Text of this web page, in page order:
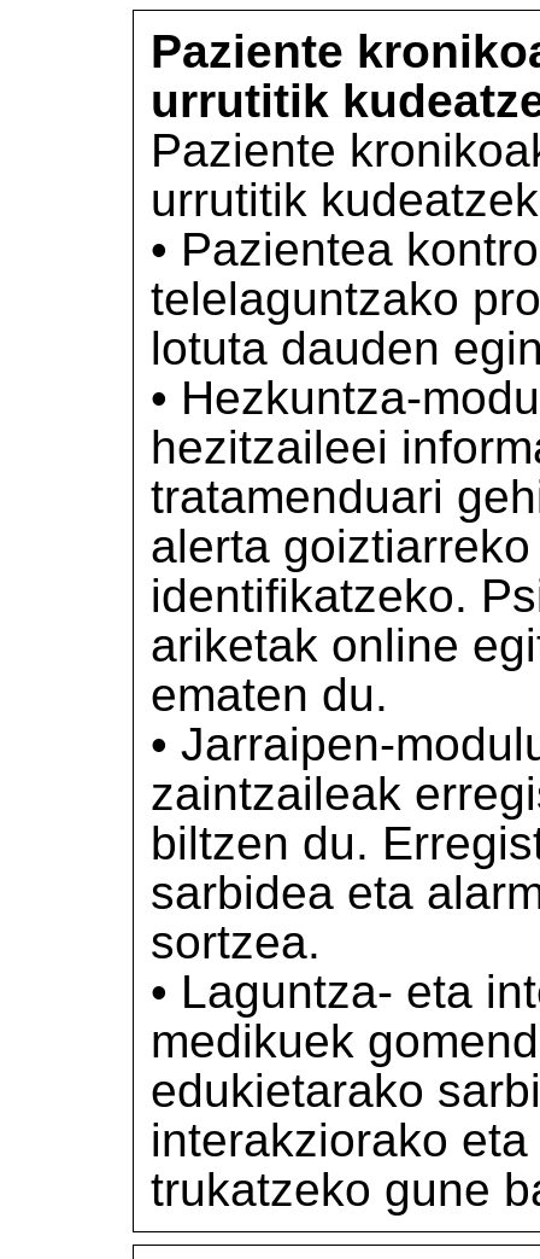
Paziente
urrutitik
Paziente
urrutitik
• Pazientea
telelaguntzako
lotuta dauden
• Hezkuntza-
hezitzaileei
tratamenduari
alerta
identifikatzeko.
ariketak online
ematen du.
• Jarraipen-
zaintzaileak
biltzen du.
sarbidea eta
sortzea.
• Laguntza- eta
medikuek
edukietarako
interakziorako
trukatzeko gune